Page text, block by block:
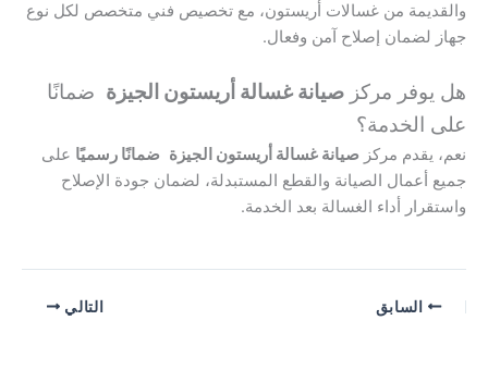
والقديمة من غسالات أريستون، مع تخصيص فني متخصص لكل نوع
جهاز لضمان إصلاح آمن وفعال.
هل يوفر مركز صيانة غسالة أريستون الجيزة ضمانًا
على الخدمة؟
نعم، يقدم مركز صيانة غسالة أريستون الجيزة ضمانًا رسميًا على
جميع أعمال الصيانة والقطع المستبدلة، لضمان جودة الإصلاح
واستقرار أداء الغسالة بعد الخدمة.
السابق التالي